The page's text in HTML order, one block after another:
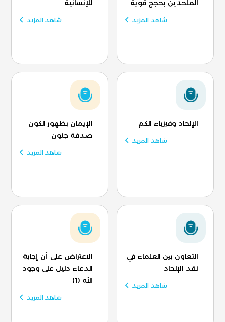
الملحدين بحجج قوية
شاهد المزيد
للإنسانية
شاهد المزيد
الإلحاد وفيزياء الكم
شاهد المزيد
الإيمان بظهور الكون
صدفة جنون
شاهد المزيد
التعاون بين العلماء في
نقد الإلحاد
شاهد المزيد
الاعتراض على أن إجابة
الدعاء دليل على وجود
الله (1)
شاهد المزيد